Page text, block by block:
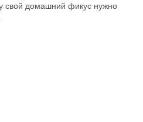
свой домашний фикус нужно